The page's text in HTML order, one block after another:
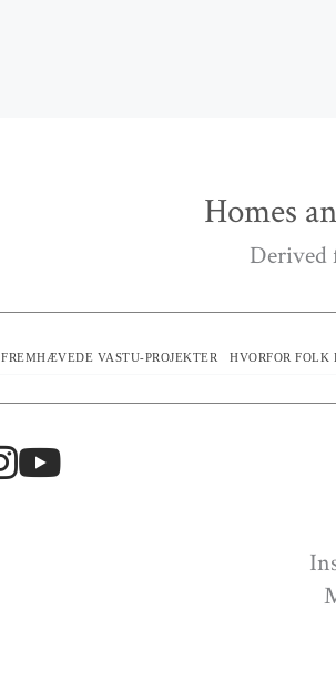
Homes
Derived
FREMHÆVEDE VASTU-PROJEKTER HVORFOR FOLK